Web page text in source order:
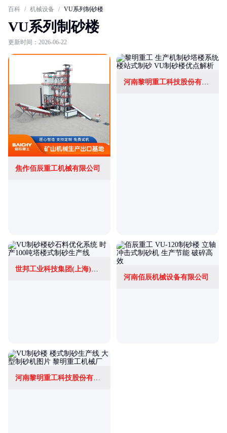
百科 / 机械设备 / VU系列制砂楼
VU系列制砂楼
更新时间：2026-06-22
焦作佰辰重工机械有限公司
河南黎明重工科技股份有限公司
世邦工业科技集团(上海)智能装备有限公司
河南佰辰机械设备有限公司
河南黎明重工科技股份有限公司